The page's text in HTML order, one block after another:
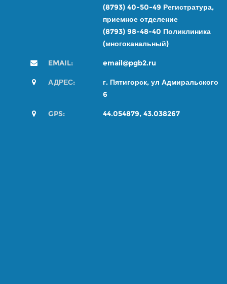
(8793) 40-50-49 Регистратура,
приемное отделение
(8793) 98-48-40 Поликлиника
(многоканальный)
EMAIL: email@pgb2.ru
АДРЕС:
г. Пятигорск, ул Адмиральского
6
GPS: 44.054879, 43.038267